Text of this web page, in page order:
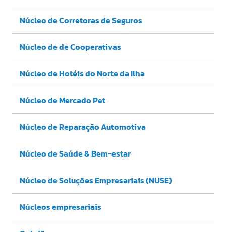
Núcleo de Corretoras de Seguros
Núcleo de de Cooperativas
Núcleo de Hotéis do Norte da Ilha
Núcleo de Mercado Pet
Núcleo de Reparação Automotiva
Núcleo de Saúde & Bem-estar
Núcleo de Soluções Empresariais (NUSE)
Núcleos empresariais